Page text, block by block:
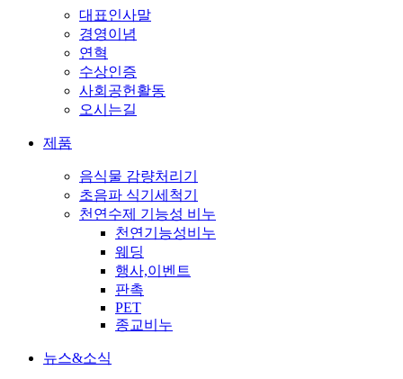
대표인사말
경영이념
연혁
수상인증
사회공헌활동
오시는길
제품
음식물 감량처리기
초음파 식기세척기
천연수제 기능성 비누
천연기능성비누
웨딩
행사,이벤트
판촉
PET
종교비누
뉴스&소식